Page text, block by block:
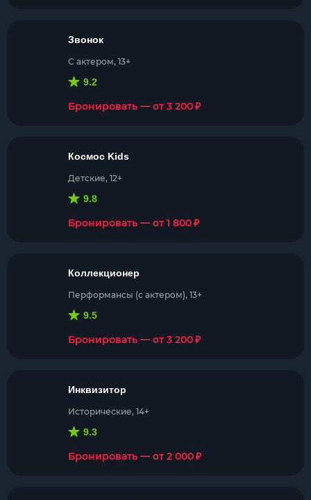
Звонок
С актером, 13+
9.2
Бронировать — от 3 200₽
Космос Kids
Детские, 12+
9.8
Бронировать — от 1 800₽
Коллекционер
Перформансы (с актером), 13+
9.5
Бронировать — от 3 200₽
Инквизитор
Исторические, 14+
9.3
Бронировать — от 2 000₽